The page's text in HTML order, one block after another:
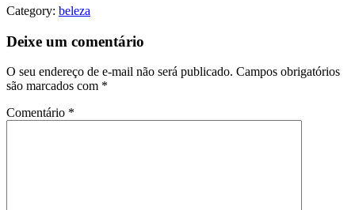
Category: beleza
Deixe um comentário
O seu endereço de e-mail não será publicado. Campos obrigatórios
são marcados com *
Comentário *